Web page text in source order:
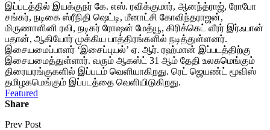
இப்படத்தில் இயக்குநர் கே. எஸ். ரவிக்குமார், ஆனந்த்ராஜ், ரோபோ
சங்கர், நடிகை ஸ்ரீநிதி ஷெட்டி, மீனாட்சி கோவிந்தராஜன்,
மிருணாளினி ரவி, நடிகர் ரோஷன் மேத்யூ, கிரிக்கெட் வீரர் இர்ஃபான்
பதான், ஆகியோர் முக்கிய பாத்திரங்களில் நடித்துள்ளனர்.
இசையமைப்பாளர் ‘இசைப்புயல்’ ஏ. ஆர். ரஹ்மான் இப்படத்திற்கு
இசையமைத்துள்ளார். வரும் ஆகஸ்ட் 31 ஆம் தேதி உலகமெங்கும்
திரையரங்குகளில் இப்படம் வெளியாகிறது. ரெட் ஜெயண்ட் மூவிஸ்
தமிழகமெங்கும் இப்படத்தை வெளியிடுகிறது.
Featured
Share
Prev Post